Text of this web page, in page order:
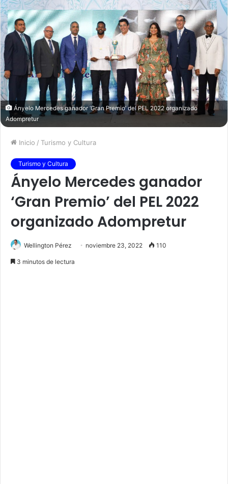
Ányelo Mercedes ganador ‘Gran Premio’ del PEL 2022 organizado
Adompretur
Inicio / Turismo y Cultura
Turismo y Cultura
Ányelo Mercedes ganador
‘Gran Premio’ del PEL 2022
organizado Adompretur
Wellington Pérez noviembre 23, 2022 110
3 minutos de lectura